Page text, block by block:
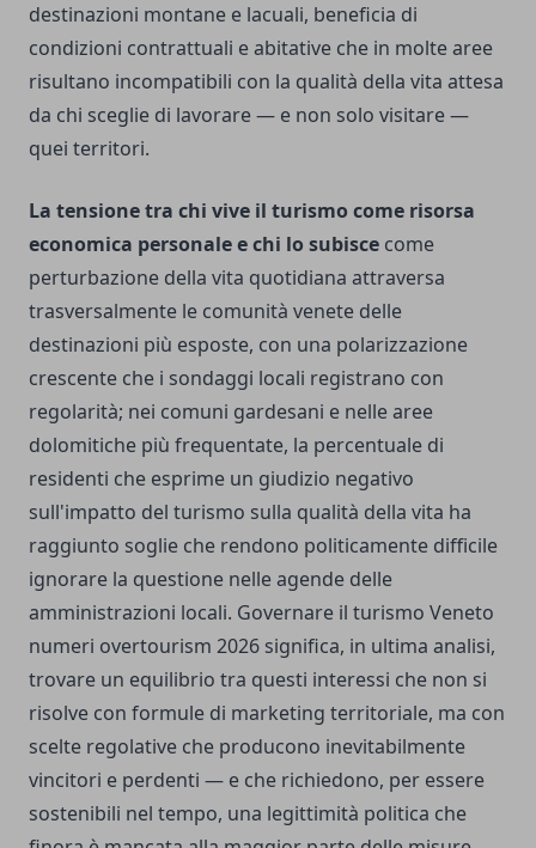
destinazioni montane e lacuali, beneficia di
condizioni contrattuali e abitative che in molte aree
risultano incompatibili con la qualità della vita attesa
da chi sceglie di lavorare — e non solo visitare —
quei territori.
La tensione tra chi vive il turismo come risorsa
economica personale e chi lo subisce come
perturbazione della vita quotidiana attraversa
trasversalmente le comunità venete delle
destinazioni più esposte, con una polarizzazione
crescente che i sondaggi locali registrano con
regolarità; nei comuni gardesani e nelle aree
dolomitiche più frequentate, la percentuale di
residenti che esprime un giudizio negativo
sull'impatto del turismo sulla qualità della vita ha
raggiunto soglie che rendono politicamente difficile
ignorare la questione nelle agende delle
amministrazioni locali. Governare il turismo Veneto
numeri overtourism 2026 significa, in ultima analisi,
trovare un equilibrio tra questi interessi che non si
risolve con formule di marketing territoriale, ma con
scelte regolative che producono inevitabilmente
vincitori e perdenti — e che richiedono, per essere
sostenibili nel tempo, una legittimità politica che